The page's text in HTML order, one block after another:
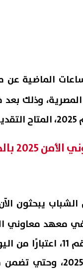
الماضية
المصرية، وذلك
موعد
يبحثون
في معهد معاوني
البوابة في يوم 17